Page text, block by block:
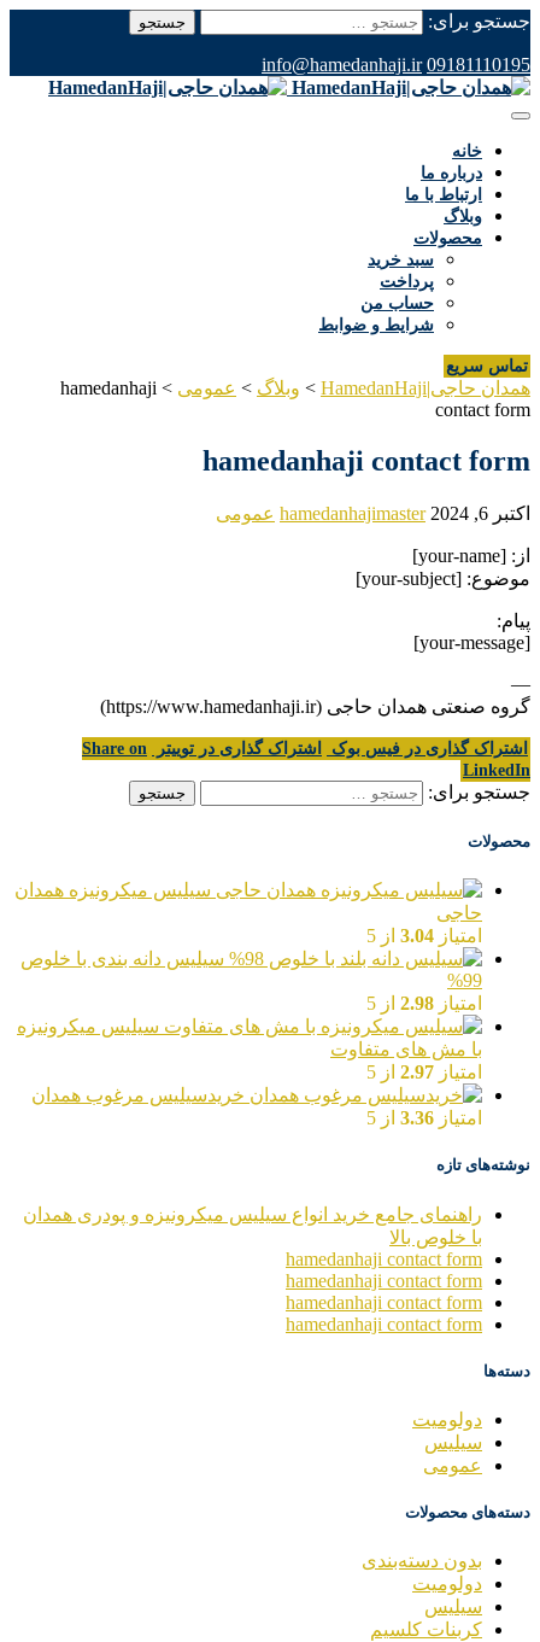
جستجو برای:
09181110195
info@hamedanhaji.ir
خانه
درباره ما
ارتباط با ما
وبلاگ
محصولات
سبد خرید
پرداخت
حساب من
شرایط و ضوابط
تماس سریع
همدان حاجی|HamedanHaji > وبلاگ > عمومی >
hamedanhaji
contact form
hamedanhaji contact form
اکتبر 6, 2024 hamedanhajimaster عمومی
از: [your-name]
موضوع: [your-subject]
پیام:
[your-message]
—
گروه صنعتی همدان حاجی (https://www.hamedanhaji.ir)
اشتراک گذاری در فیس بوک اشتراک گذاری در توییتر
Share on
LinkedIn
جستجو برای:
محصولات
سیلیس میکرونیزه همدان
حاجی
امتیاز 3.04 از 5
سیلیس دانه بندی با خلوص
99%
امتیاز 2.98 از 5
سیلیس میکرونیزه
با مش های متفاوت
امتیاز 2.97 از 5
خریدسیلیس مرغوب همدان
امتیاز 3.36 از 5
نوشته‌های تازه
راهنمای جامع خرید انواع سیلیس میکرونیزه و پودری همدان
با خلوص بالا
hamedanhaji contact form
hamedanhaji contact form
hamedanhaji contact form
hamedanhaji contact form
دسته‌ها
دولومیت
سیلیس
عمومی
دسته‌های محصولات
بدون دسته‌بندی
دولومیت
سیلیس
کربنات کلسیم